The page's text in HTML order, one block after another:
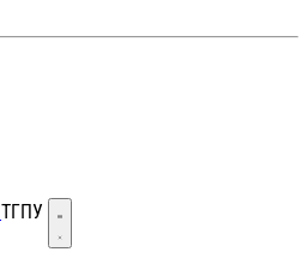
ТГПУ Открыть меню